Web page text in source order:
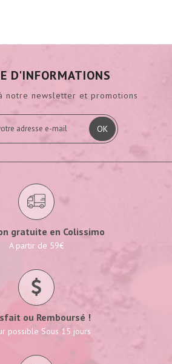
D'INFORMATIONS
notre newsletter et promotions
OK
gratuite en Colissimo
A partir de 59€
ou Remboursé !
possible Sous 15 jours